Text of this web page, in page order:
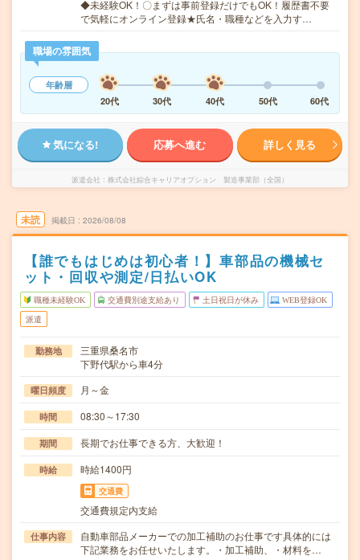
◆未経験OK！〇まずは事前登録だけでもOK！履歴書不要
で気軽にオンライン登録★氏名・職種などを入力す…
職場の雰囲気
年齢層
20代
30代 40代 50代 60代
気になる! 応募へ進む 詳しく見る
派遣会社 株式会社綜合キャリアオプション 製造事業部（全国）
未読 掲載日 2026/08/08
【誰でもはじめは初心者！】車部品の機械セ
ット・回収や測定/日払いOK
職種未経験OK 交通費別途支給あり 土日祝日が休み WEB登録OK
派遣
勤務地
三重県桑名市
下野代駅から車4分
曜日頻度 月～金
時間 08:30～17:30
期間 長期でお仕事できる方、大歓迎！
時給 時給1400円
交通費
交通費規定内支給
仕事内容
自動車部品メーカーでの加工補助のお仕事です具体的には
下記業務をお任せいたします。・加工補助、・材料を…